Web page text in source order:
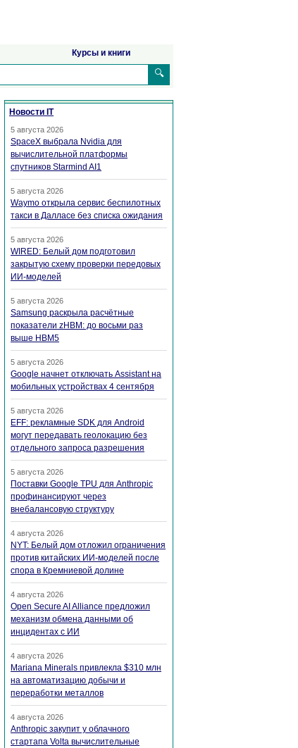
Курсы и книги
🔍
Новости IT
5 августа 2026
SpaceX выбрала Nvidia для
вычислительной платформы
спутников Starmind AI1
5 августа 2026
Waymo открыла сервис беспилотных
такси в Далласе без списка ожидания
5 августа 2026
WIRED: Белый дом подготовил
закрытую схему проверки передовых
ИИ-моделей
5 августа 2026
Samsung раскрыла расчётные
показатели zHBM: до восьми раз
выше HBM5
5 августа 2026
Google начнет отключать Assistant на
мобильных устройствах 4 сентября
5 августа 2026
EFF: рекламные SDK для Android
могут передавать геолокацию без
отдельного запроса разрешения
5 августа 2026
Поставки Google TPU для Anthropic
профинансируют через
внебалансовую структуру
4 августа 2026
NYT: Белый дом отложил ограничения
против китайских ИИ-моделей после
спора в Кремниевой долине
4 августа 2026
Open Secure AI Alliance предложил
механизм обмена данными об
инцидентах с ИИ
4 августа 2026
Mariana Minerals привлекла $310 млн
на автоматизацию добычи и
переработки металлов
4 августа 2026
Anthropic закупит у облачного
стартапа Volta вычислительные